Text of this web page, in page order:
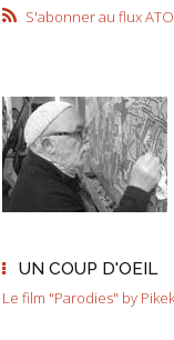
S'abonner au flux
UN COUP D'OEIL
Le film "Parodies" by